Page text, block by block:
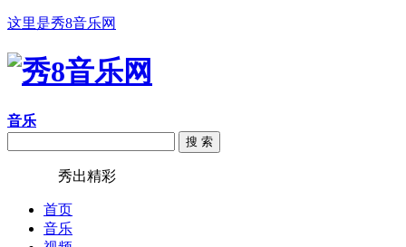
这里是秀8音乐网
音乐
搜 索
秀出精彩
首页
音乐